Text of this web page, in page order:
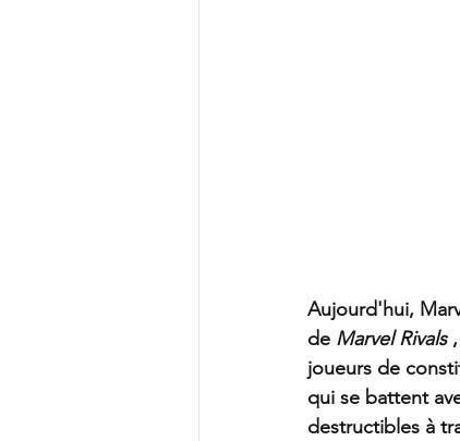
Aujourd'hui,
de Marvel Rivals ,
joueurs de
qui se battent
destructibles à